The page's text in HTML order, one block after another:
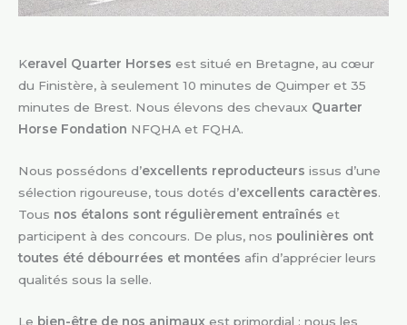
Keravel Quarter Horses est situé en Bretagne, au cœur
du Finistère, à seulement 10 minutes de Quimper et 35
minutes de Brest. Nous élevons des chevaux Quarter
Horse Fondation NFQHA et FQHA.
Nous possédons d’excellents reproducteurs issus d’une
sélection rigoureuse, tous dotés d’excellents caractères.
Tous nos étalons sont régulièrement entraînés et
participent à des concours. De plus, nos poulinières ont
toutes été débourrées et montées afin d’apprécier leurs
qualités sous la selle.
Le bien-être de nos animaux est primordial : nous les